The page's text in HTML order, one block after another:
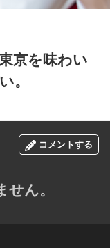
京を味わい
。
コメントする
ん。